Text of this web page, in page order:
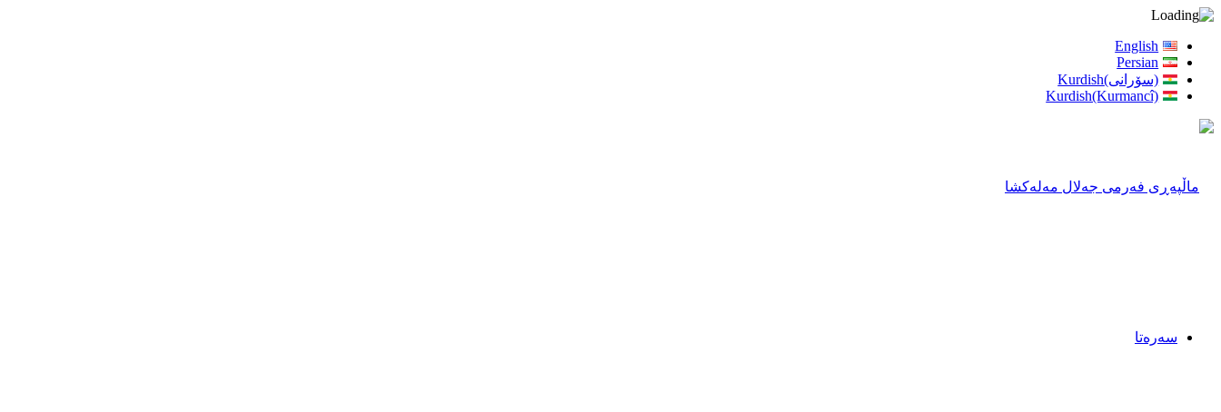
English
Persian
(سۆرانی)Kurdish
Kurdish(Kurmancî)
سەرەتا